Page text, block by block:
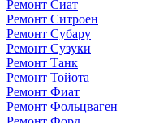
Ремонт Сиат
Ремонт Ситроен
Ремонт Субару
Ремонт Сузуки
Ремонт Танк
Ремонт Тойота
Ремонт Фиат
Ремонт Фольцваген